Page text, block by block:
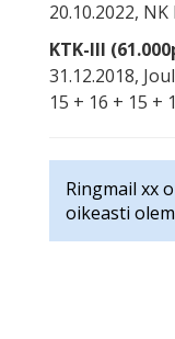
20.10.2022,
KTK-III
31.12.2018,
15 + 16 + 15 +
Ringmail xx
oikeasti